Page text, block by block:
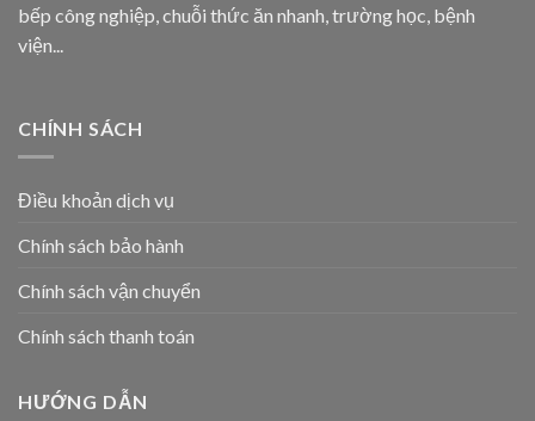
bếp công nghiệp, chuỗi thức ăn nhanh, trường học, bệnh
viện...
CHÍNH SÁCH
Điều khoản dịch vụ
Chính sách bảo hành
Chính sách vận chuyển
Chính sách thanh toán
HƯỚNG DẪN